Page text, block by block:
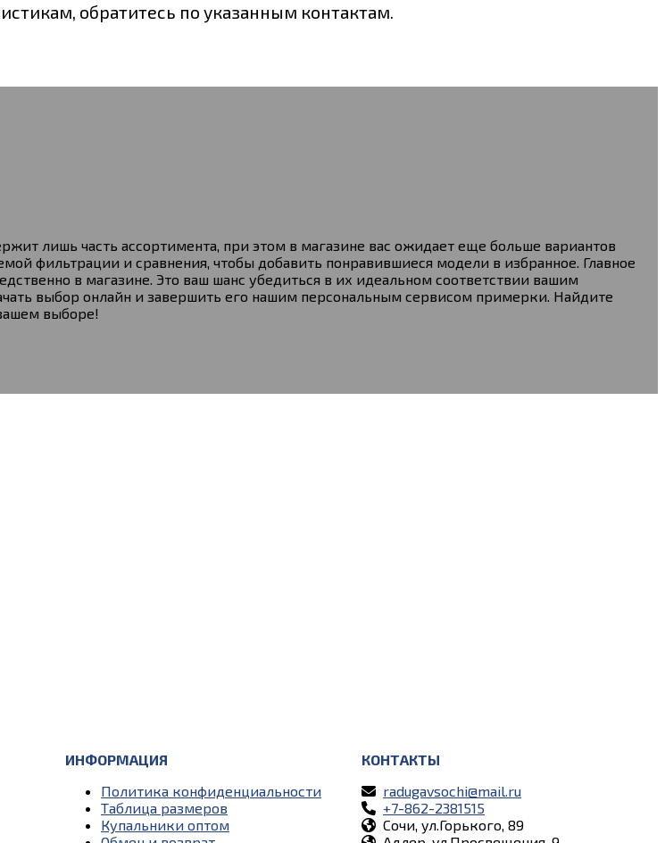
обратитесь по указанным контактам.
лишь часть ассортимента, при этом в магазине вас ожидает еще больше вариантов
фильтрации и сравнения, чтобы добавить понравившиеся модели в избранное. Главное
в магазине. Это ваш шанс убедиться в их идеальном соответствии вашим
выбор онлайн и завершить его нашим персональным сервисом примерки. Найдите
выборе!
ИНФОРМАЦИЯ
Политика конфиденциальности
Таблица размеров
Купальники оптом
КОНТАКТЫ
radugavsochi@mail.ru
+7-862-2381515
Сочи, ул.Горького, 89